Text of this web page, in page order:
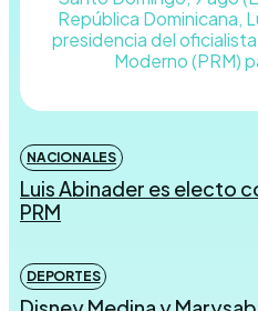
República Dominicana,
presidencia del
Moderno (PRM)
NACIONALES
Luis Abinader es electo
PRM
DEPORTES